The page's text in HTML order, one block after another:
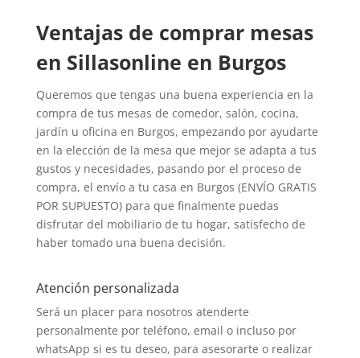
Ventajas de comprar mesas
en Sillasonline en Burgos
Queremos que tengas una buena experiencia en la
compra de tus mesas de comedor, salón, cocina,
jardín u oficina en Burgos, empezando por ayudarte
en la elección de la mesa que mejor se adapta a tus
gustos y necesidades, pasando por el proceso de
compra, el envío a tu casa en Burgos (ENVÍO GRATIS
POR SUPUESTO) para que finalmente puedas
disfrutar del mobiliario de tu hogar, satisfecho de
haber tomado una buena decisión.
Atención personalizada
Será un placer para nosotros atenderte
personalmente por teléfono, email o incluso por
whatsApp si es tu deseo, para asesorarte o realizar